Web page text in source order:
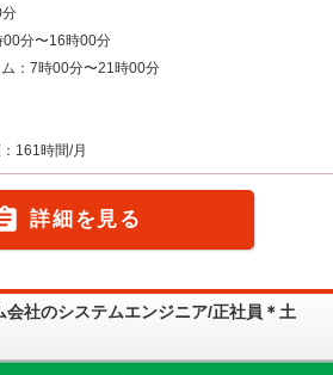
分〜16時00分
：7時00分〜21時00分
161時間/月
詳細を見る
会社のシステムエンジニア/正社員＊土